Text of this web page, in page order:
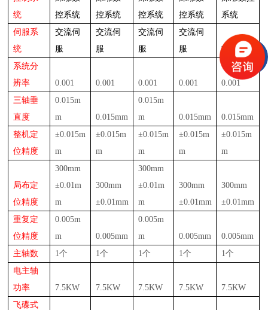
统
控系统
控系统
控系统
控系统
系统
伺服系
统
交流伺
服
交流伺
服
交流伺
服
交流伺
服
交流伺服
系统分
辨率
0.001 0.001 0.001 0.001
0.001
三轴垂
直度
0.015m
m
0.015mm
0.015m
m
0.015mm
0.015mm
整机定
位精度
±0.015m
m
±0.015m
m
±0.015m
m
±0.015m
m
±0.015m
m
局布定
位精度
300mm
±0.01m
m
300mm
±0.01mm
300mm
±0.01m
m
300mm
±0.01mm
300mm
±0.01mm
重复定
位精度
0.005m
m
0.005mm
0.005m
m
0.005mm 0.005mm
主轴数
1个 1个 1个 1个
1个
电主轴
功率
7.5KW 7.5KW 7.5KW 7.5KW 7.5KW
飞碟式